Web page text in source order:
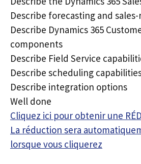
Describe forecasting and
Describe Dynamics 365
components
Describe Field Service
Describe scheduling
Describe integration options
Well done
Cliquez ici pour obtenir une
La réduction sera
lorsque vous cliquerez